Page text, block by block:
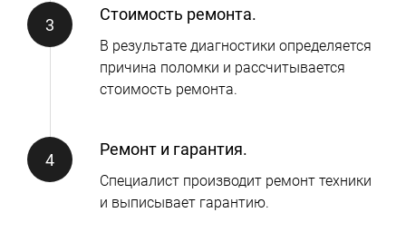
Стоимость ремонта.
В результате диагностики определяется
причина поломки и рассчитывается
стоимость ремонта.
Ремонт и гарантия.
Специалист производит ремонт техники
и выписывает гарантию.